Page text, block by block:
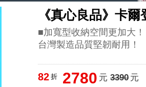
《真心良品》卡
■加寬型收納空間更加大
台灣製造品質堅韌耐用！
82 折 2780 元 3390元